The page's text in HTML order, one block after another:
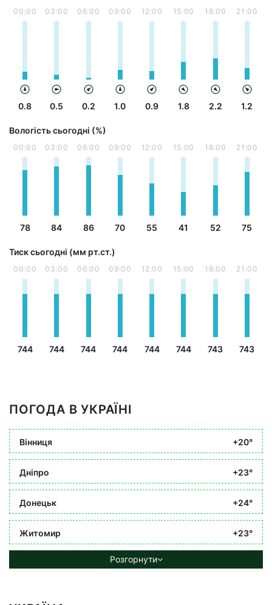
00:00
0.8
03:00
0.5
06:00
0.2
09:00
1.0
12:00
0.9
15:00
1.8
18:00
2.2
21:00
1.2
Вологість сьогодні (%)
00:00
78
03:00
84
06:00
86
09:00
70
12:00
55
15:00
41
18:00
52
21:00
75
Тиск сьогодні (мм рт.ст.)
00:00
744
03:00
744
06:00
744
09:00
744
12:00
744
15:00
744
18:00
743
21:00
743
ПОГОДА В УКРАЇНІ
Вінниця +20°
Дніпро +23°
Донецьк +24°
Житомир +23°
Розгорнути